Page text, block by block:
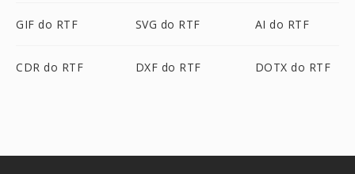
GIF do RTF SVG do RTF AI do RTF
CDR do RTF DXF do RTF DOTX do RTF